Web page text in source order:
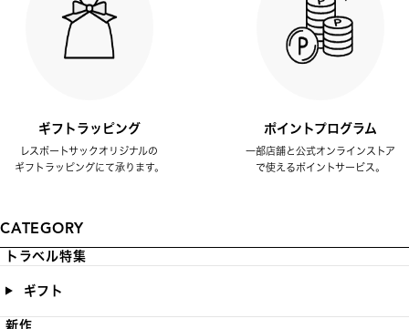
ギフトラッピング
レスポートサックオリジナルの
ギフトラッピングにて承ります。
ポイントプログラム
一部店舗と公式オンラインストア
で使えるポイントサービス。
CATEGORY
トラベル特集
ギフト
新作